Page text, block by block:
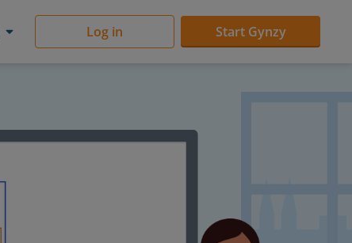
Log in Start Gynzy